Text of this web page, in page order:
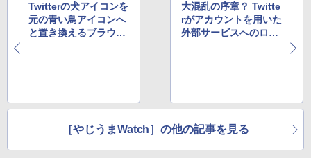
Twitterの犬アイコンを
元の青い鳥アイコンへ
と置き換えるブラウザ
大混乱の序章？ Twitte
rがアカウントを用いた
外部サービスへのログ
［やじうまWatch］の他の記事を見る